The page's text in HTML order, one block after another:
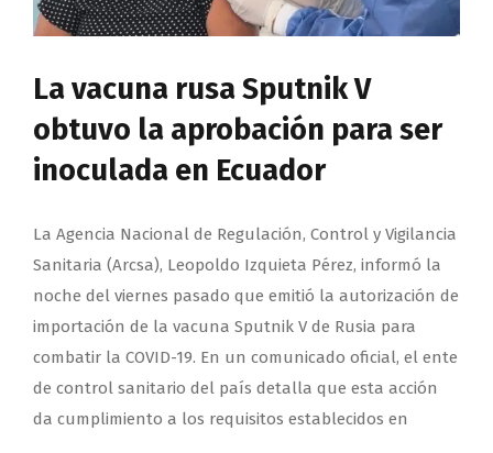
La vacuna rusa Sputnik V
obtuvo la aprobación para ser
inoculada en Ecuador
La Agencia Nacional de Regulación, Control y Vigilancia
Sanitaria (Arcsa), Leopoldo Izquieta Pérez, informó la
noche del viernes pasado que emitió la autorización de
importación de la vacuna Sputnik V de Rusia para
combatir la COVID-19. En un comunicado oficial, el ente
de control sanitario del país detalla que esta acción
da cumplimiento a los requisitos establecidos en